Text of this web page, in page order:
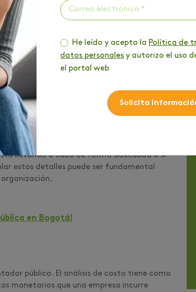
planes de negocio robustos para
podrás ayudar a limitar los posibles
la organización o a los inversionistas para
un camino seguro hacia el éxito financiero.
Por medio de estas verificarás si el
llevando a cabo de forma adecuada o si
estos detalles puede ser fundamental
en Bogotá!
público. El análisis de costo tiene como
monetarios que una empresa incurre
He leído y acepto la Política de
datos personales y autorizo el uso
el portal web
Solicita